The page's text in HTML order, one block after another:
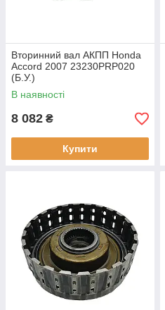
Вторинний вал АКПП Honda
Accord 2007 23230PRP020
(Б.У.)
В наявності
8 082 ₴
Купити